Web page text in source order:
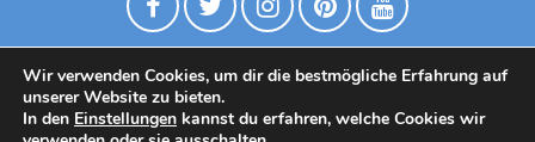
Wir verwenden Cookies, um dir die bestmögliche Erfahrung auf
unserer Website zu bieten.
In den Einstellungen kannst du erfahren, welche Cookies wir